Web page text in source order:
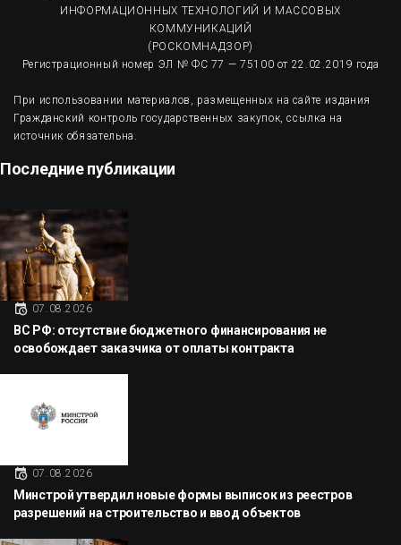
ИНФОРМАЦИОННЫХ ТЕХНОЛОГИЙ И МАССОВЫХ
КОММУНИКАЦИЙ
(РОСКОМНАДЗОР)
Регистрационный номер ЭЛ № ФС 77 — 75100 от 22.02.2019 года
При использовании материалов, размещенных на сайте издания
Гражданский контроль государственных закупок, ссылка на
источник обязательна.
Последние публикации
07.08.2026
ВС РФ: отсутствие бюджетного финансирования не
освобождает заказчика от оплаты контракта
07.08.2026
Минстрой утвердил новые формы выписок из реестров
разрешений на строительство и ввод объектов